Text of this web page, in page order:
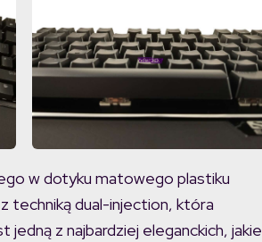
w dotyku matowego plastiku
techniką dual-injection, która
z najbardziej eleganckich, jakie